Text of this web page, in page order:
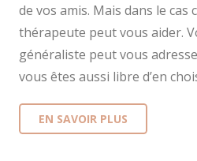
de vos amis. Mais dans le
thérapeute peut vous aider.
généraliste peut vous
vous êtes aussi libre d’en
EN SAVOIR PLUS